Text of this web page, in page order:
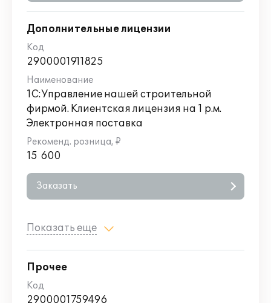
Дополнительные лицензии
2900001911825
1С:Управление нашей строительной
фирмой. Клиентская лицензия на 1 р.м.
Электронная поставка
15 600
Заказать
Показать еще
Прочее
2900001759496